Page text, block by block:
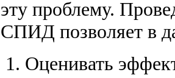
эту проблему.
СПИД позволяет в
Оценивать